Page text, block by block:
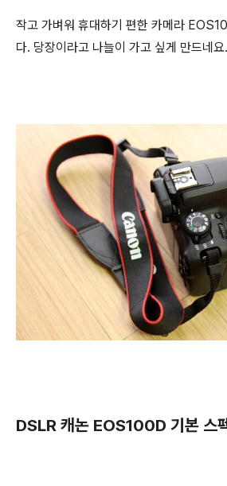
작고 가벼워 휴대하기 편한 카메라
다. 당장이라고 나늘이 가고 싶게 만드네요.
DSLR 캐논 EOS100D 기본 스